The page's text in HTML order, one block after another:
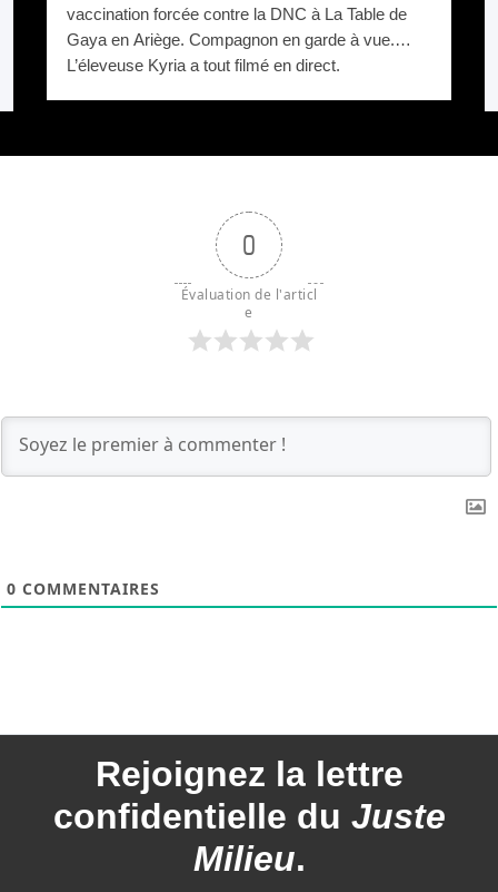
vaccination forcée contre la DNC à La Table de
Gaya en Ariège. Compagnon en garde à vue.
L’éleveuse Kyria a tout filmé en direct.
0
Évaluation de l'articl
e
0 COMMENTAIRES
Rejoignez la lettre
confidentielle du Juste
Milieu.